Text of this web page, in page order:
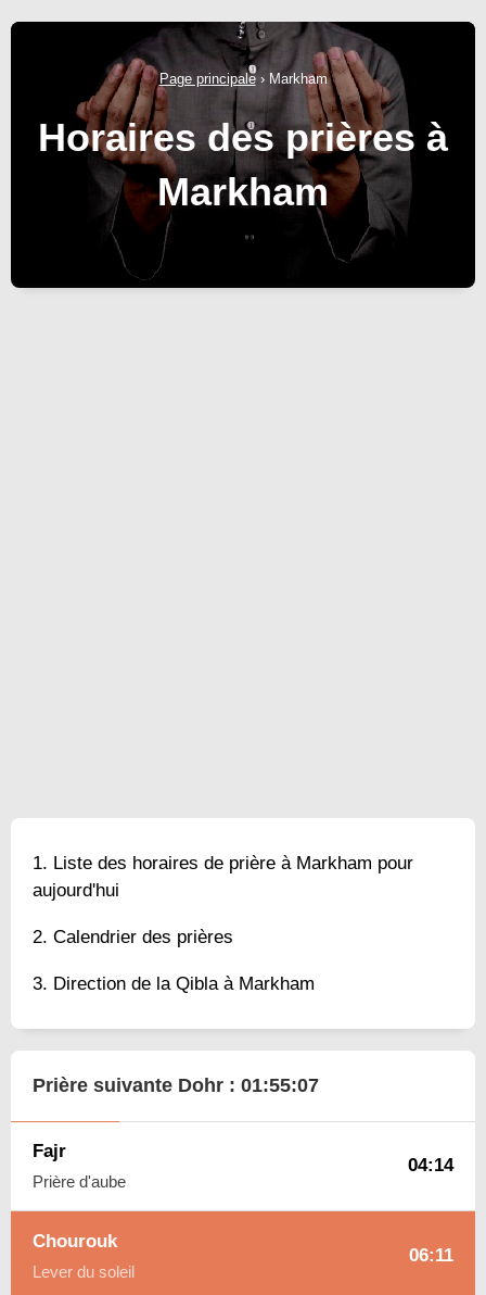
Page principale› Markham
Horaires des prières à
Markham
Liste des horaires de prière à Markham pour
aujourd'hui
Calendrier des prières
Direction de la Qibla à Markham
Prière suivante Dohr : 01:55:06
Fajr
Prière d'aube
04:14
Chourouk
Lever du soleil
06:11